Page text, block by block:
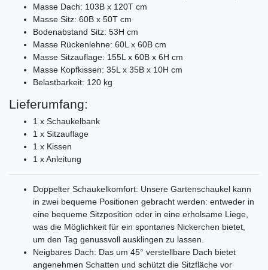
Masse Dach: 103B x 120T cm
Masse Sitz: 60B x 50T cm
Bodenabstand Sitz: 53H cm
Masse Rückenlehne: 60L x 60B cm
Masse Sitzauflage: 155L x 60B x 6H cm
Masse Kopfkissen: 35L x 35B x 10H cm
Belastbarkeit: 120 kg
Lieferumfang:
1 x Schaukelbank
1 x Sitzauflage
1 x Kissen
1 x Anleitung
Doppelter Schaukelkomfort: Unsere Gartenschaukel kann
in zwei bequeme Positionen gebracht werden: entweder in
eine bequeme Sitzposition oder in eine erholsame Liege,
was die Möglichkeit für ein spontanes Nickerchen bietet,
um den Tag genussvoll ausklingen zu lassen.
Neigbares Dach: Das um 45° verstellbare Dach bietet
angenehmen Schatten und schützt die Sitzfläche vor